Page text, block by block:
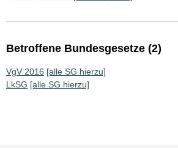
Betroffene Bundesgesetze (2)
VgV 2016 [alle SG hierzu]
LkSG [alle SG hierzu]